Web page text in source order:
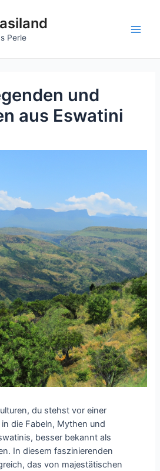
Perle
und
aus Eswatini
du stehst vor einer
die Fabeln, Mythen und
besser bekannt als
In diesem faszinierenden
das von majestätischen